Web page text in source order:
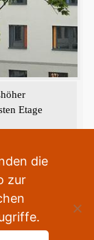
Etage
die
zur